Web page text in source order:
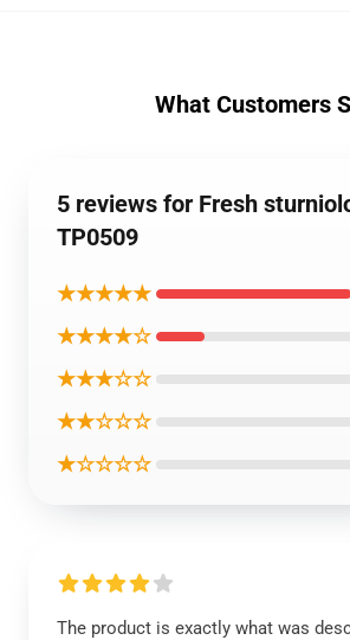
What Customers
5 reviews for Fresh
TP0509
★★★★★
★★★★☆
★★★☆☆
★★☆☆☆
★☆☆☆☆
The product is exactly what was